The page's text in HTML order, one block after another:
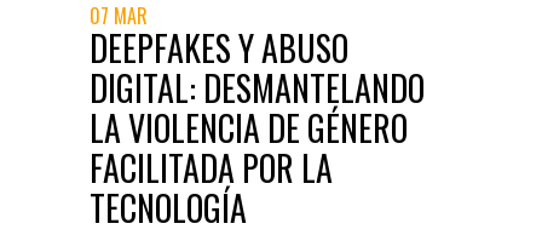
07 MAR
DEEPFAKES Y ABUSO
DIGITAL: DESMANTELANDO
LA VIOLENCIA DE GÉNERO
FACILITADA POR LA
TECNOLOGÍA